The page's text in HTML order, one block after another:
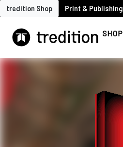
tredition Shop Print & Publishing